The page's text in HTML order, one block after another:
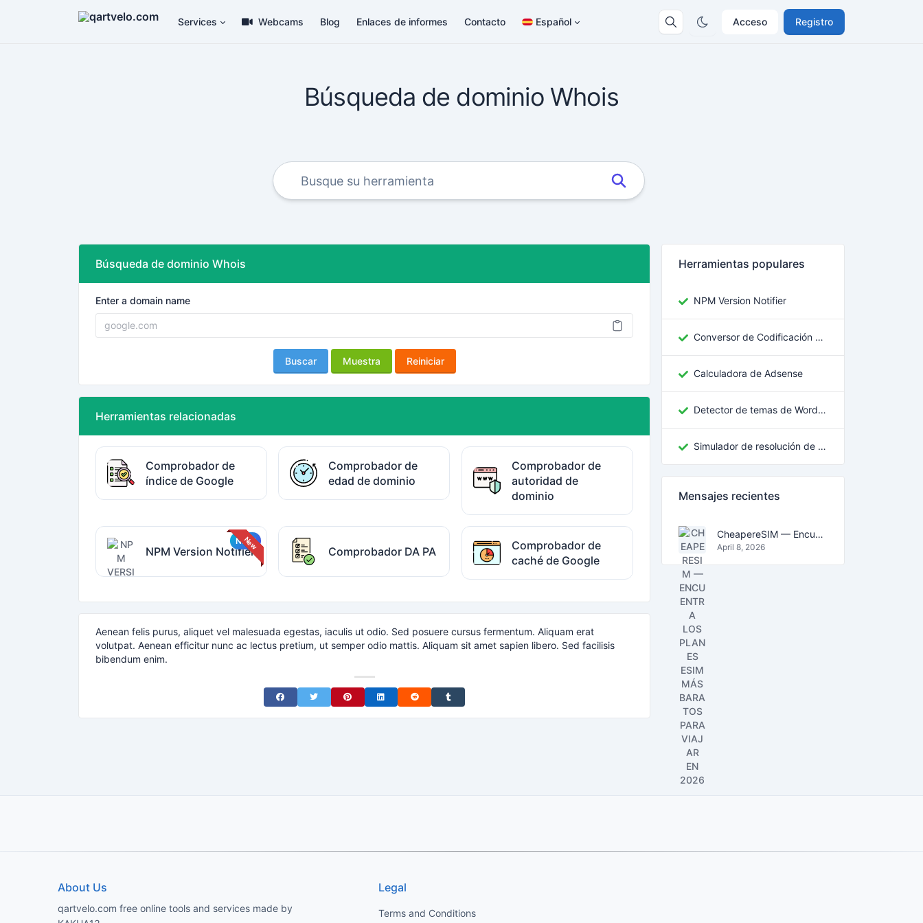
Acceso Registro
Services Webcams Blog Enlaces de informes Contacto Español
Búsqueda de dominio Whois
Búsqueda de dominio Whois
Enter a domain name
Buscar Muestra Reiniciar
Herramientas relacionadas
Comprobador de
índice de Google
Comprobador de
edad de dominio
Comprobador de
autoridad de
dominio
NPM Version Notifier Comprobador DA PA
Comprobador de
caché de Google
Aenean felis purus, aliquet vel malesuada egestas, iaculis ut odio. Sed posuere cursus fermentum. Aliquam erat
volutpat. Aenean efficitur nunc ac lectus pretium, ut semper odio mattis. Aliquam sit amet sapien libero. Sed facilisis
bibendum enim.
Share on Facebook
Share on TwitterShare on Pinterest
Share on LinkedIn
Share on RedditShare on Tumblr
Herramientas populares
NPM Version Notifier
Conversor de Codificación de Texto Georgiano
Calculadora de Adsense
Detector de temas de WordPress
Simulador de resolución de pantalla
Mensajes recientes
CheapereSIM — Encuentra los planes eSIM más baratos para viajar en 2026
April 8, 2026
About Us
qartvelo.com free online tools and services made by
Legal
Terms and Conditions